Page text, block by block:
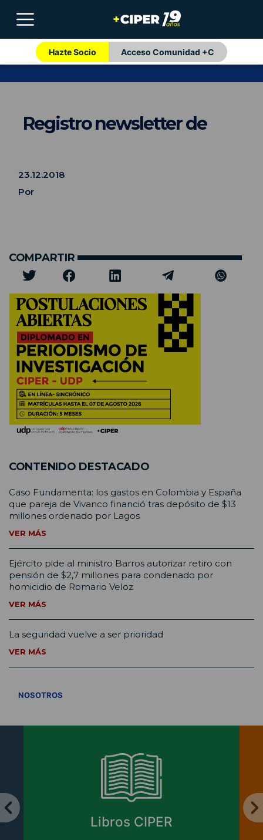
Hazte Socio Acceso Comunidad +C
Registro newsletter de
23.12.2018
Por
COMPARTIR
CONTENIDO DESTACADO
Caso Fundamenta: los gastos en Colombia y España
que pareja de Vivanco financió tras depósito de $13
millones ordenado por Lagos
VER MÁS
Ejército pide al ministro Barros autorizar retiro con
pensión de $2,7 millones para condenado por
homicidio de Romario Veloz
VER MÁS
La seguridad vuelve a ser prioridad
VER MÁS
NOSOTROS
Libros CIPER